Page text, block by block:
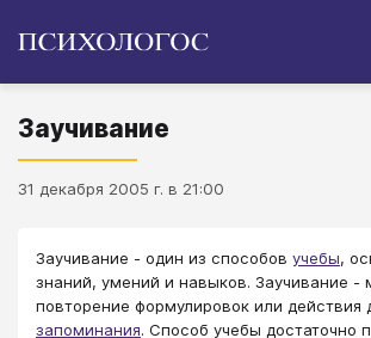
Заучивание
31 декабря 2005 г. в 21:00
Заучивание - один из способов учебы,
знаний, умений и навыков. Заучивание -
повторение формулировок или действия
запоминания. Способ учебы достаточно